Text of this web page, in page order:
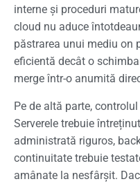
interne și proceduri
cloud nu aduce
păstrarea unui mediu on
eficientă decât o
merge într-o anumită
Pe de altă parte,
Serverele trebuie
administrată riguros,
continuitate trebuie
amânate la nesfârșit.